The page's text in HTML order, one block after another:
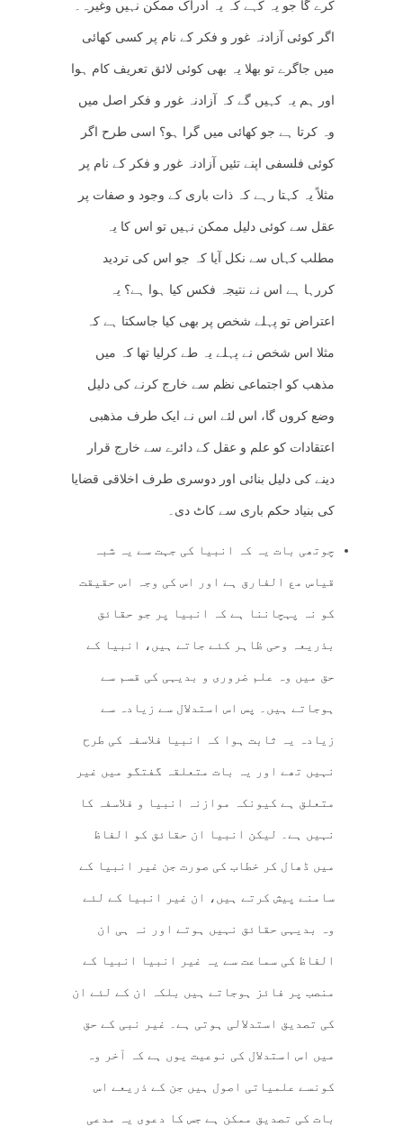
کرے گا جو یہ کہے کہ یہ ادراک ممکن نہیں وغیرہ۔
اگر کوئی آزادنہ غور و فکر کے نام پر کسی کھائی
میں جاگرے تو بھلا یہ بھی کوئی لائق تعریف کام ہوا
اور ہم یہ کہیں گے کہ آزادنہ غور و فکر اصل میں
وہ کرتا ہے جو کھائی میں گرا ہو؟ اسی طرح اگر
کوئی فلسفی اپنے تئیں آزادنہ غور و فکر کے نام پر
مثلاً یہ کہتا رہے کہ ذات باری کے وجود و صفات پر
عقل سے کوئی دلیل ممکن نہیں تو اس کا یہ
مطلب کہاں سے نکل آیا کہ جو اس کی تردید
کررہا ہے اس نے نتیجہ فکس کیا ہوا ہے؟ یہ
اعتراض تو پہلے شخص پر بھی کیا جاسکتا ہے کہ
مثلا اس شخص نے پہلے یہ طے کرلیا تھا کہ میں
مذھب کو اجتماعی نظم سے خارج کرنے کی دلیل
وضع کروں گا، اس لئے اس نے ایک طرف مذھبی
اعتقادات کو علم و عقل کے دائرے سے خارج قرار
دینے کی دلیل بنائی اور دوسری طرف اخلاقی قضایا
کی بنیاد حکم باری سے کاٹ دی۔
چوتھی بات یہ کہ انبیا کی جہت سے یہ شبہ
قیاس مع الفارق ہے اور اس کی وجہ اس حقیقت
کو نہ پہچاننا ہے کہ انبیا پر جو حقائق
بذریعہ وحی ظاہر کئے جاتے ہیں، انبیا کے
حق میں وہ علم ضروری و بدیہی کی قسم سے
ہوجاتے ہیں۔ پس اس استدلال سے زیادہ سے
زیادہ یہ ثابت ہوا کہ انبیا فلاسفہ کی طرح
نہیں تھے اور یہ بات متعلقہ گفتگو میں غیر
متعلق ہے کیونکہ موازنہ انبیا و فلاسفہ کا
نہیں ہے۔ لیکن انبیا ان حقائق کو الفاظ
میں ڈھال کر خطاب کی صورت جن غیر انبیا کے
سامنے پیش کرتے ہیں، ان غیر انبیا کے لئے
وہ بدیہی حقائق نہیں ہوتے اور نہ ہی ان
الفاظ کی سماعت سے یہ غیر انبیا انبیا کے
منصب پر فائز ہوجاتے ہیں بلکہ ان کے لئے ان
کی تصدیق استدلالی ہوتی ہے۔ غیر نبی کے حق
میں اس استدلال کی نوعیت یوں ہے کہ آخر وہ
کونسے علمیاتی اصول ہیں جن کے ذریعے اس
بات کی تصدیق ممکن ہے جس کا دعوی یہ مدعی